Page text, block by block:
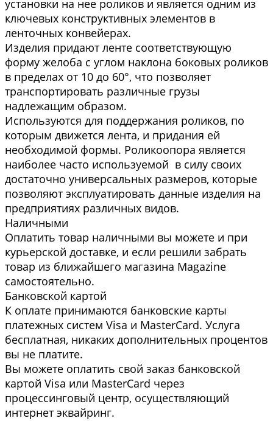
установки на нее роликов и является одним из
ключевых конструктивных элементов в
ленточных конвейерах.
Изделия придают ленте соответствующую
форму желоба с углом наклона боковых роликов
в пределах от 10 до 60°, что позволяет
транспортировать различные грузы
надлежащим образом.
Используются для поддержания роликов, по
которым движется лента, и придания ей
необходимой формы. Роликоопора является
наиболее часто используемой в силу своих
достаточно универсальных размеров, которые
позволяют эксплуатировать данные изделия на
предприятиях различных видов.
Наличными
Оплатить товар наличными вы можете и при
курьерской доставке, и если решили забрать
товар из ближайшего магазина Magazine
самоcтоятельно.
Банковской картой
К оплате принимаются банковские карты
платежных систем Visa и MasterCard. Услуга
бесплатная, никаких дополнительных процентов
вы не платите.
Вы можете оплатить свой заказ банковской
картой Visa или MasterCard через
процессинговый центр, осуществляющий
интернет эквайринг.